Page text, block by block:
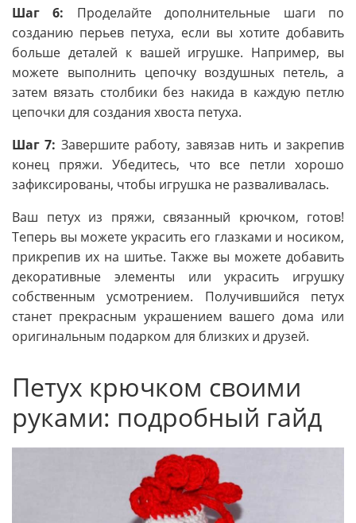
Шаг 6: Проделайте дополнительные шаги по
созданию перьев петуха, если вы хотите добавить
больше деталей к вашей игрушке. Например, вы
можете выполнить цепочку воздушных петель, а
затем вязать столбики без накида в каждую петлю
цепочки для создания хвоста петуха.
Шаг 7: Завершите работу, завязав нить и закрепив
конец пряжи. Убедитесь, что все петли хорошо
зафиксированы, чтобы игрушка не разваливалась.
Ваш петух из пряжи, связанный крючком, готов!
Теперь вы можете украсить его глазками и носиком,
прикрепив их на шитье. Также вы можете добавить
декоративные элементы или украсить игрушку
собственным усмотрением. Получившийся петух
станет прекрасным украшением вашего дома или
оригинальным подарком для близких и друзей.
Петух крючком своими
руками: подробный гайд